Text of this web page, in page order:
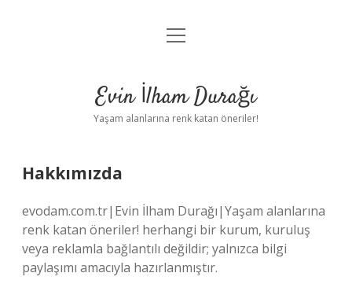
Anasayfa
Yasal Uyarı
menüyü
Evin İlham Durağı
Yaşam alanlarına renk katan öneriler!
Hakkımızda
evodam.com.tr|Evin İlham Durağı|Yaşam alanlarına
renk katan öneriler! herhangi bir kurum, kuruluş
veya reklamla bağlantılı değildir; yalnızca bilgi
paylaşımı amacıyla hazırlanmıştır.